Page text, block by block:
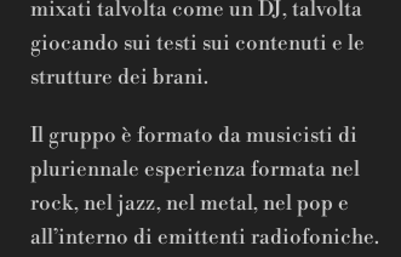
mixati talvolta come un DJ, talvolta
giocando sui testi sui contenuti e le
strutture dei brani.
Il gruppo è formato da musicisti di
pluriennale esperienza formata nel
rock, nel jazz, nel metal, nel pop e
all’interno di emittenti radiofoniche.